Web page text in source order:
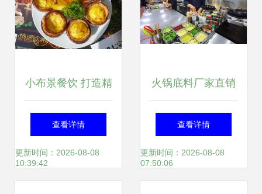
小布景餐饮 打造精
致体验的特色产品
与智慧管理新方案
查看详情
更新时间：2026-08-08
10:39:42
火锅底料厂家直销
餐饮老板为何这么
钟爱它？
查看详情
更新时间：2026-08-08
07:50:06